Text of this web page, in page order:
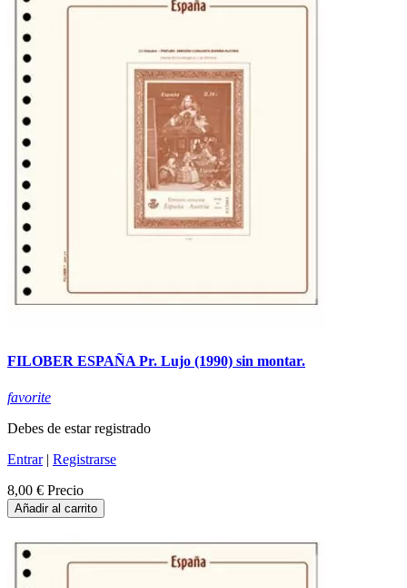
FILOBER ESPAÑA Pr. Lujo (1990) sin montar.
favorite
Debes de estar registrado
Entrar| Registrarse
8,00 € Precio
Añadir al carrito